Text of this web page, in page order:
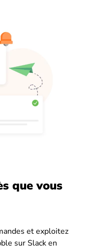
que vous
et exploitez
sur Slack en